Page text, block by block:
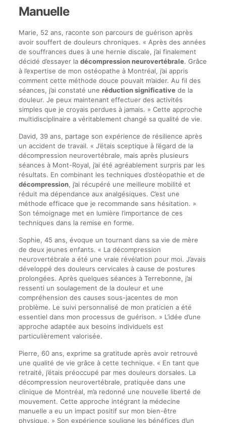
Manuelle
Marie, 52 ans, raconte son parcours de guérison après
avoir souffert de douleurs chroniques. « Après des années
de souffrances dues à une hernie discale, j’ai finalement
décidé d’essayer la décompression neurovertébrale. Grâce
à l’expertise de mon ostéopathe à Montréal, j’ai appris
comment cette méthode douce pouvait m’aider. Au fil des
séances, j’ai constaté une réduction significativede la
douleur. Je peux maintenant effectuer des activités
simples que je croyais perdues à jamais. » Cette approche
multidisciplinaire a véritablement changé sa qualité de vie.
David, 39 ans, partage son expérience de résilience après
un accident de travail. « J’étais sceptique à l’égard de la
décompression neurovertébrale, mais après plusieurs
séances à Mont-Royal, j’ai été agréablement surpris par les
résultats. En combinant les techniques d’ostéopathie et de
décompression, j’ai récupéré une meilleure mobilité et
réduit ma dépendance aux analgésiques. C’est une
méthode efficace que je recommande sans hésitation. »
Son témoignage met en lumière l’importance de ces
techniques dans la remise en forme.
Sophie, 45 ans, évoque un tournant dans sa vie de mère
de deux jeunes enfants. « La décompression
neurovertébrale a été une vraie révélation pour moi. J’avais
développé des douleurs cervicales à cause de postures
prolongées. Après quelques séances à Terrebonne, j’ai
ressenti un soulagement de la douleur et une
compréhension des causes sous-jacentes de mon
problème. Le suivi personnalisé de mon praticien a été
essentiel dans mon processus de guérison. » L’idée d’une
approche adaptée aux besoins individuels est
particulièrement valorisée.
Pierre, 60 ans, exprime sa gratitude après avoir retrouvé
une qualité de vie grâce à cette technique. « En tant que
retraité, j’étais préoccupé par mes douleurs dorsales. La
décompression neurovertébrale, pratiquée dans une
clinique de Montréal, m’a redonné une nouvelle liberté de
mouvement. Cette approche intégrant la médecine
manuelle a eu un impact positif sur mon bien-être
physique. » Son expérience souligne les bénéfices d’un